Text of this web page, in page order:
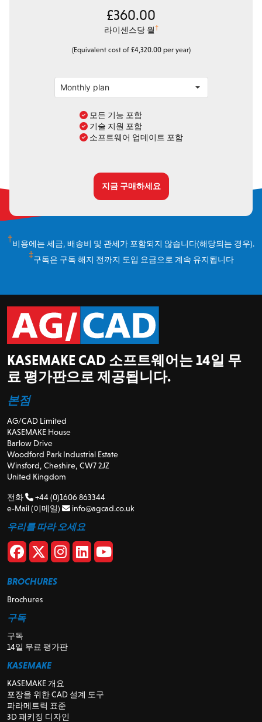
£360.00
라이센스당 월†
(Equivalent cost of £4,320.00 per year)
모든 기능 포함
기술 지원 포함
소프트웨어 업데이트 포함
지금 구매하세요
†비용에는 세금, 배송비 및 관세가 포함되지 않습니다(해당되는 경우).
‡구독은 구독 해지 전까지 도입 요금으로 계속 유지됩니다
KASEMAKE CAD 소프트웨어는 14일 무
료 평가판으로 제공됩니다.
본점
AG/CAD Limited
KASEMAKE House
Barlow Drive
Woodford Park Industrial Estate
Winsford, Cheshire, CW7 2JZ
United Kingdom
전화
+44 (0)1606 863344
e-Mail (이메일)
info@agcad.co.uk
우리를 따라 오세요
BROCHURES
Brochures
구독
구독
14일 무료 평가판
KASEMAKE
KASEMAKE 개요
포장을 위한 CAD 설계 도구
파라메트릭 표준
3D 패키징 디자인